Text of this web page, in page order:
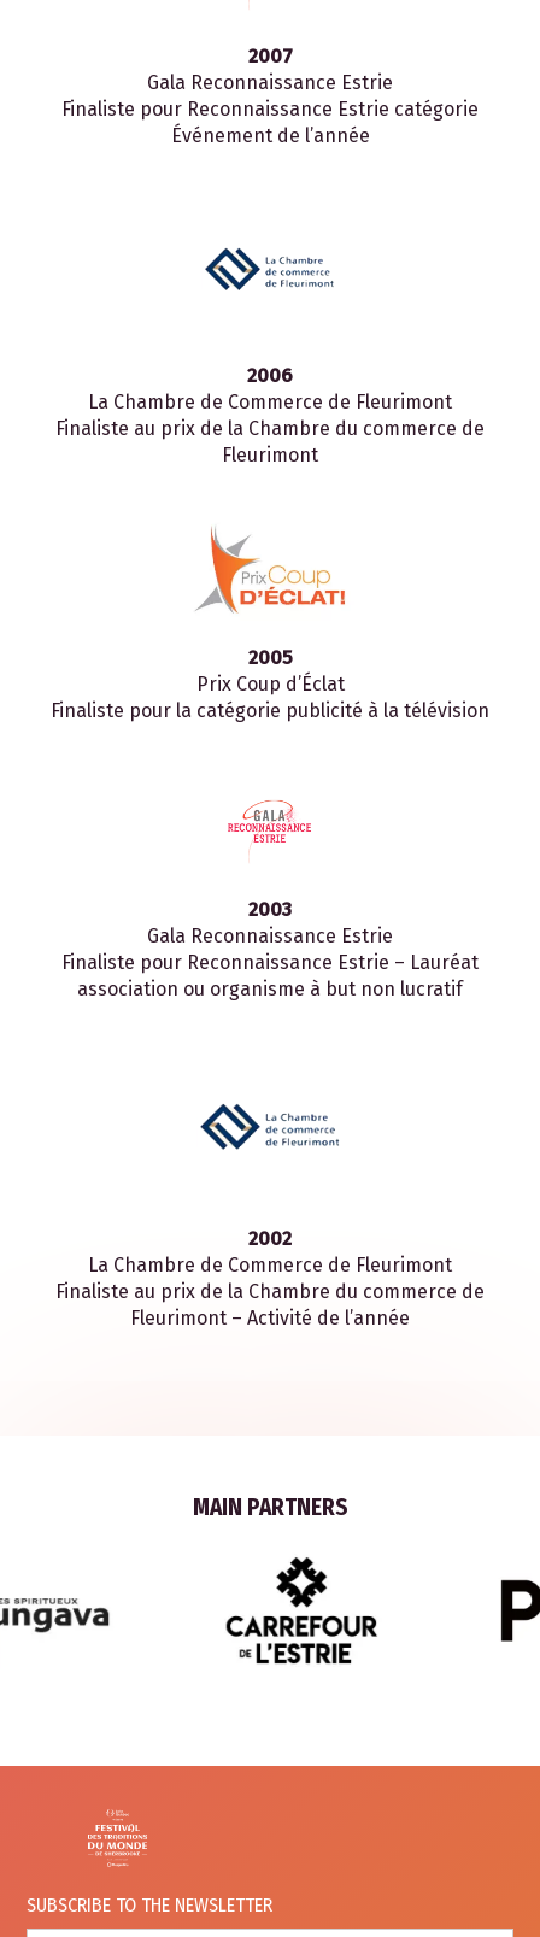
2007
Gala Reconnaissance Estrie
Finaliste pour Reconnaissance Estrie catégorie
Événement de l’année
2006
La Chambre de Commerce de Fleurimont
Finaliste au prix de la Chambre du commerce de
Fleurimont
2005
Prix Coup d’Éclat
Finaliste pour la catégorie publicité à la télévision
2003
Gala Reconnaissance Estrie
Finaliste pour Reconnaissance Estrie – Lauréat
association ou organisme à but non lucratif
2002
La Chambre de Commerce de Fleurimont
Finaliste au prix de la Chambre du commerce de
Fleurimont – Activité de l’année
MAIN PARTNERS
SUBSCRIBE TO THE NEWSLETTER